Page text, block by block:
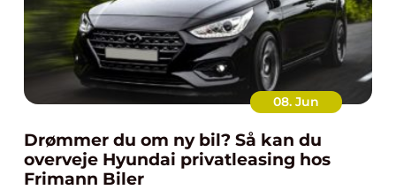
08. Jun
Drømmer du om ny bil? Så kan du
overveje Hyundai privatleasing hos
Frimann Biler